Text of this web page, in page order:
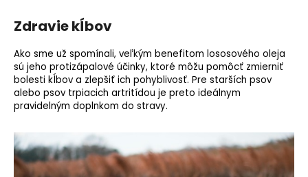
Zdravie kĺbov
Ako sme už spomínali, veľkým benefitom lososového oleja
sú jeho protizápalové účinky, ktoré môžu pomôcť zmierniť
bolesti kĺbov a zlepšiť ich pohyblivosť. Pre starších psov
alebo psov trpiacich artritídou je preto ideálnym
pravidelným doplnkom do stravy.